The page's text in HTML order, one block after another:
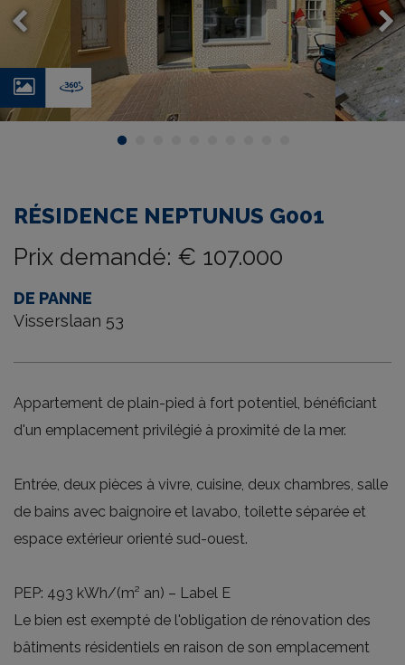
Photos Virtual
RÉSIDENCE NEPTUNUS G001
Prix demandé: € 107.000
DE PANNE
Visserslaan 53
Appartement de plain-pied à fort potentiel, bénéficiant
d'un emplacement privilégié à proximité de la mer.
Entrée, deux pièces à vivre, cuisine, deux chambres, salle
de bains avec baignoire et lavabo, toilette séparée et
espace extérieur orienté sud-ouest.
PEP: 493 kWh/(m² an) – Label E
Le bien est exempté de l'obligation de rénovation des
bâtiments résidentiels en raison de son emplacement